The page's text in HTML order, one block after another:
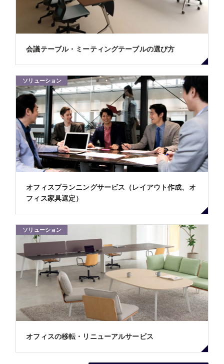
会議テーブル・ミーティングテーブルの選び方
ソリューション
オフィスプランニングサービス（レイアウト作成、オ
フィス家具選定）
ソリューション
オフィスの移転・リニューアルサービス